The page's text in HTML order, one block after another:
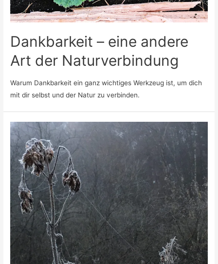
Dankbarkeit – eine andere
Art der Naturverbindung
Warum Dankbarkeit ein ganz wichtiges Werkzeug ist, um dich
mit dir selbst und der Natur zu verbinden.